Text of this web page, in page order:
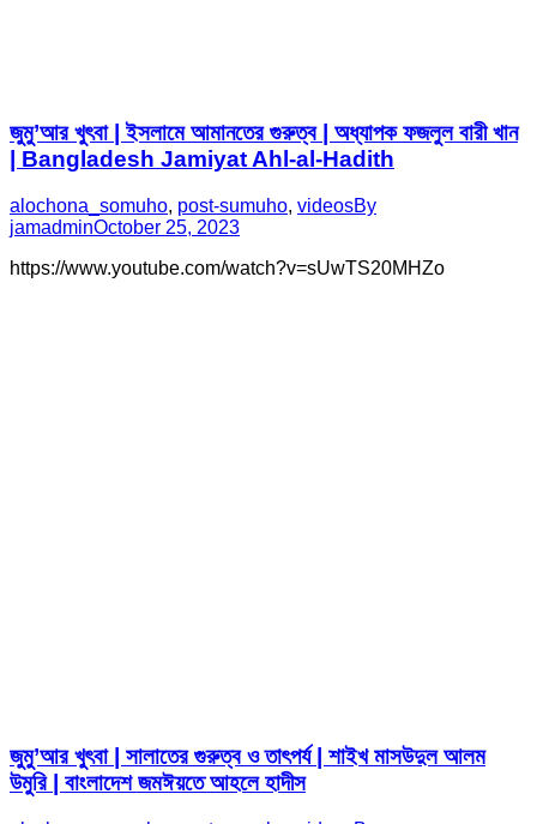
জুমু’আর খুৎবা | ইসলামে আমানতের গুরুত্ব | অধ্যাপক ফজলুল বারী খান
| Bangladesh Jamiyat Ahl-al-Hadith
alochona_somuho, post-sumuho, videosBy
jamadminOctober 25, 2023
https://www.youtube.com/watch?v=sUwTS20MHZo
জুমু’আর খুৎবা | সালাতের গুরুত্ব ও তাৎপর্য | শাইখ মাসউদুল আলম
উমুরি | বাংলাদেশ জমঈয়তে আহলে হাদীস